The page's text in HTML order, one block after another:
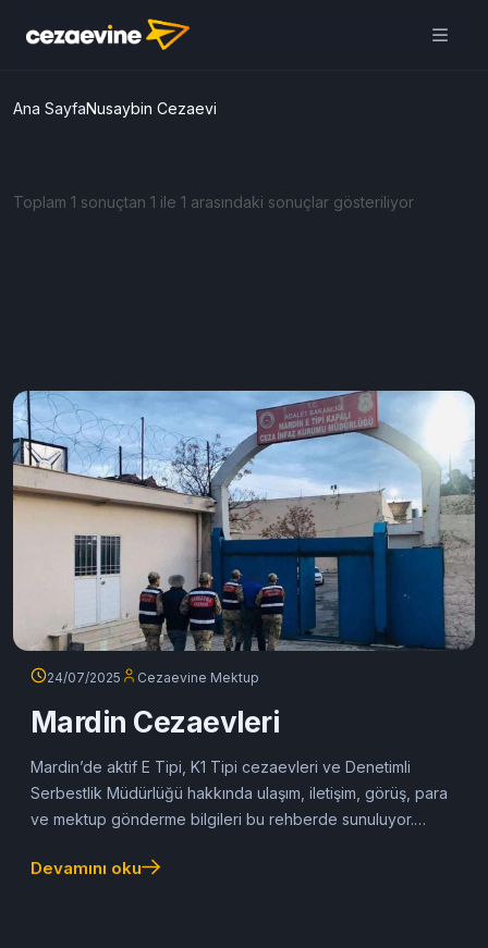
Ana SayfaNusaybin Cezaevi
Toplam 1 sonuçtan 1 ile 1 arasındaki sonuçlar gösteriliyor
24/07/2025 Cezaevine Mektup
Mardin Cezaevleri
Mardin’de aktif E Tipi, K1 Tipi cezaevleri ve Denetimli
Serbestlik Müdürlüğü hakkında ulaşım, iletişim, görüş, para
ve mektup gönderme bilgileri bu rehberde sunuluyor.
Devamını oku